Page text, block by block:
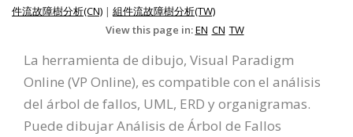
件流故障樹分析(CN) | 組件流故障樹分析(TW)
View this page in:EN CN TW
La herramienta de dibujo, Visual Paradigm
Online (VP Online), es compatible con el análisis
del árbol de fallos, UML, ERD y organigramas.
Puede dibujar Análisis de Árbol de Fallos